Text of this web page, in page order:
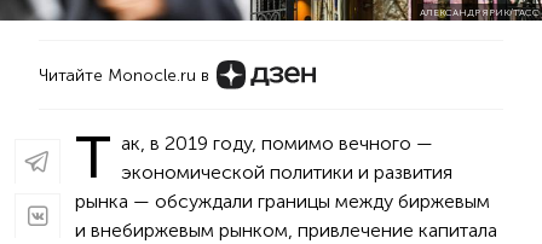
АЛЕКСАНДР ЯРИК/ТАСС
Читайте Monocle.ru в
Т ак, в 2019 году, помимо вечного —
экономической политики и развития
рынка — обсуждали границы между биржевым
и внебиржевым рынком, привлечение капитала